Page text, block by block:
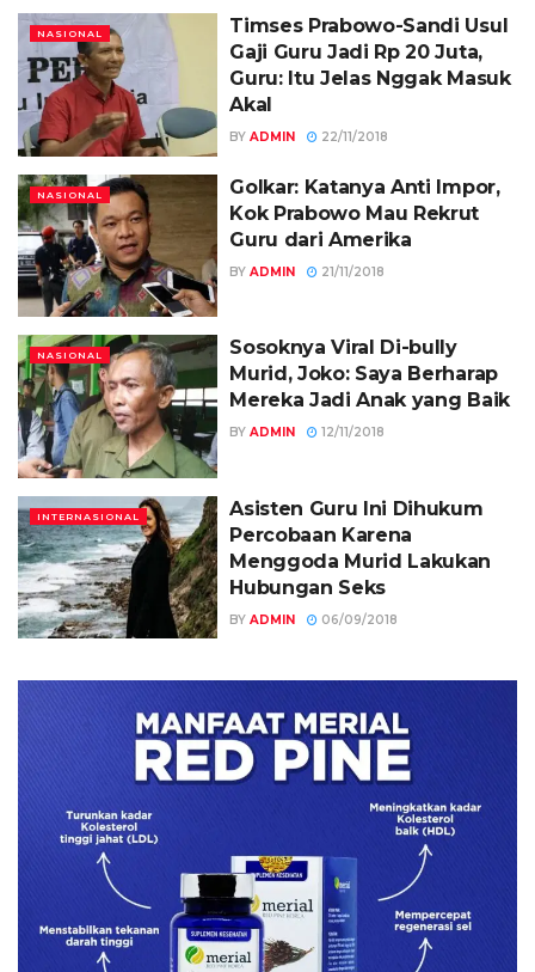
NASIONAL
Timses Prabowo-Sandi Usul
Gaji Guru Jadi Rp 20 Juta,
Guru: Itu Jelas Nggak Masuk
Akal
BY ADMIN 22/11/2018
NASIONAL
Golkar: Katanya Anti Impor,
Kok Prabowo Mau Rekrut
Guru dari Amerika
BY ADMIN 21/11/2018
NASIONAL
Sosoknya Viral Di-bully
Murid, Joko: Saya Berharap
Mereka Jadi Anak yang Baik
BY ADMIN 12/11/2018
INTERNASIONAL
Asisten Guru Ini Dihukum
Percobaan Karena
Menggoda Murid Lakukan
Hubungan Seks
BY ADMIN 06/09/2018